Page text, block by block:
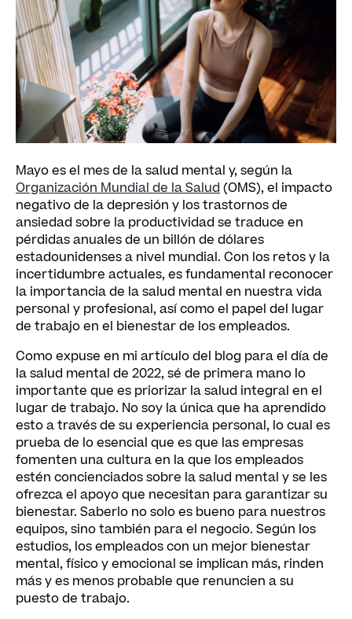
Mayo es el mes de la salud mental y, según la
Organización Mundial de la Salud (OMS), el impacto
negativo de la depresión y los trastornos de
ansiedad sobre la productividad se traduce en
pérdidas anuales de un billón de dólares
estadounidenses a nivel mundial. Con los retos y la
incertidumbre actuales, es fundamental reconocer
la importancia de la salud mental en nuestra vida
personal y profesional, así como el papel del lugar
de trabajo en el bienestar de los empleados.
Como expuse en mi artículo del blog para el día de
la salud mental de 2022, sé de primera mano lo
importante que es priorizar la salud integral en el
lugar de trabajo. No soy la única que ha aprendido
esto a través de su experiencia personal, lo cual es
prueba de lo esencial que es que las empresas
fomenten una cultura en la que los empleados
estén concienciados sobre la salud mental y se les
ofrezca el apoyo que necesitan para garantizar su
bienestar. Saberlo no solo es bueno para nuestros
equipos, sino también para el negocio. Según los
estudios, los empleados con un mejor bienestar
mental, físico y emocional se implican más, rinden
más y es menos probable que renuncien a su
puesto de trabajo.